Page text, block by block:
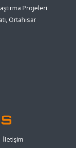
Projeleri
Ortahisar
İletişim